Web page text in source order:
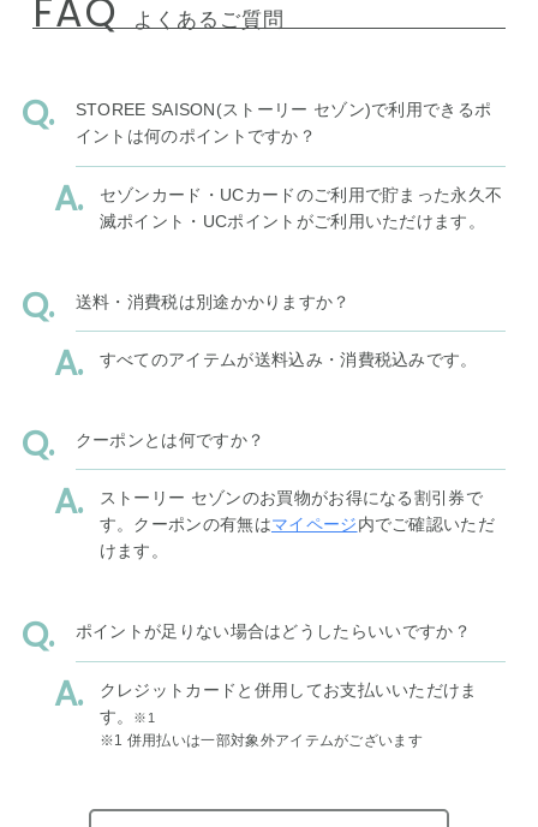
FAQ よくあるご質問
STOREE SAISON(ストーリー セゾン)で利用できるポ
イントは何のポイントですか？
セゾンカード・UCカードのご利用で貯まった永久不
滅ポイント・UCポイントがご利用いただけます。
送料・消費税は別途かかりますか？
すべてのアイテムが送料込み・消費税込みです。
クーポンとは何ですか？
ストーリー セゾンのお買物がお得になる割引券で
す。クーポンの有無はマイページ内でご確認いただ
けます。
ポイントが足りない場合はどうしたらいいですか？
クレジットカードと併用してお支払いいただけま
す。
※1
※1 併用払いは一部対象外アイテムがございます